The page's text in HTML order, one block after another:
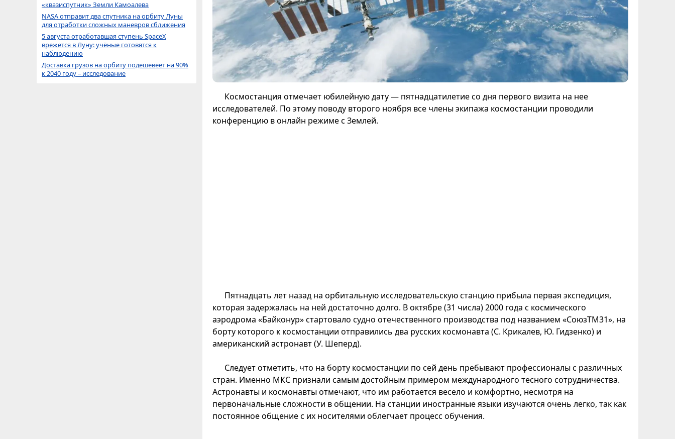
Космостанция отмечает юбилейную дату — пятнадцатилетие со дня первого визита на нее
исследователей. По этому поводу второго ноября все члены экипажа космостанции проводили
конференцию в онлайн режиме с Землей.
Пятнадцать лет назад на орбитальную исследовательскую станцию прибыла первая экспедиция,
которая задержалась на ней достаточно долго. В октябре (31 числа) 2000 года с космического
аэродрома «Байконур» стартовало судно отечественного производства под названием «СоюзТМ31», на
борту которого к космостанции отправились два русских космонавта (С. Крикалев, Ю. Гидзенко) и
американский астронавт (У. Шеперд).
Следует отметить, что на борту космостанции по сей день пребывают профессионалы с различных
стран. Именно МКС признали самым достойным примером международного тесного сотрудничества.
Астронавты и космонавты отмечают, что им работается весело и комфортно, несмотря на
первоначальные сложности в общении. На станции иностранные языки изучаются очень легко, так как
постоянное общение с их носителями облегчает процесс обучения.
«квазиспутник» Земли Камоалева
NASA отправит два спутника на орбиту Луны
для отработки сложных маневров сближения
5 августа отработавшая ступень SpaceX
врежется в Луну: учёные готовятся к
наблюдению
Доставка грузов на орбиту подешевеет на 90%
к 2040 году – исследование